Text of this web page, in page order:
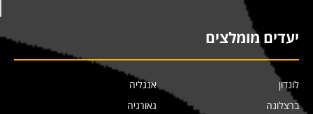
יעדים מומלצים
לונדון
ברצלונה
אנגליה
גאורגיה